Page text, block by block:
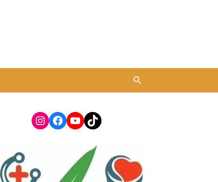
Instagram
Facebook
YouTube
TikTok